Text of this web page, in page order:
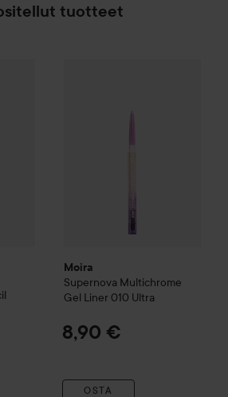
tuotteet
Moira
Supernova Multichrome
Gel Liner 010 Ultra
8,90 €
OSTA